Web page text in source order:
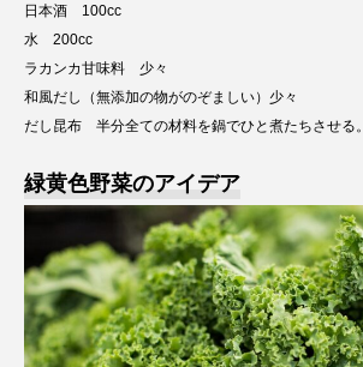
日本酒 100cc
水 200cc
ラカンカ甘味料 少々
和風だし（無添加の物がのぞましい）少々
だし昆布 半分全ての材料を鍋でひと煮たちさせる。
緑黄色野菜のアイデア